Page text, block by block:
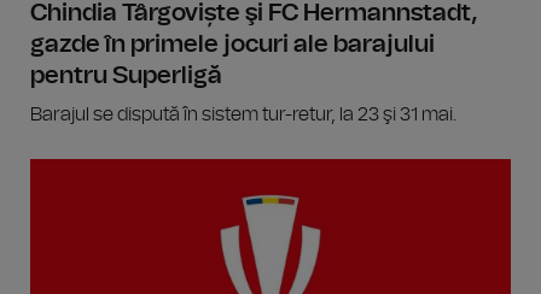
Chindia Târgoviște şi FC Hermannstadt,
gazde în primele jocuri ale barajului
pentru Superligă
Barajul se dispută în sistem tur-retur, la 23 şi 31 mai.